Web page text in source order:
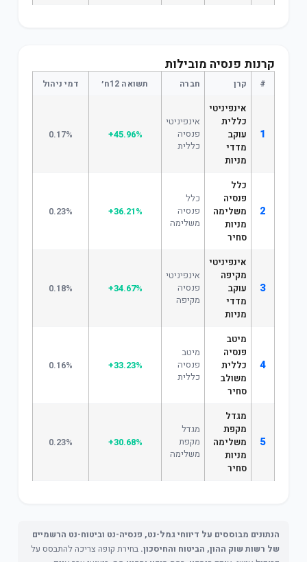
קרנות פנסיה מובילות
# קרן חברה תשואה 12ח׳ דמי ניהול
1
אינפיניטי
כללית
עוקב
מדדי
מניות
אינפיניטי
פנסיה
כללית
+45.96%
0.17%
2
כלל
פנסיה
משלימה
מניות
סחיר
כלל
פנסיה
משלימה
+36.21%
0.23%
3
אינפיניטי
מקיפה
עוקב
מדדי
מניות
אינפיניטי
פנסיה
מקיפה
+34.67%
0.18%
4
מיטב
פנסיה
כללית
משולב
סחיר
מיטב
פנסיה
כללית
+33.23%
0.16%
5
מגדל
מקפת
משלימה
מניות
סחיר
מגדל
מקפת
משלימה
+30.68%
0.23%
הנתונים מבוססים על דיווחי גמל-נט, פנסיה-נט וביטוח-נט הרשמיים
של רשות שוק ההון, הביטוח והחיסכון. בחירת קופה צריכה להתבסס על